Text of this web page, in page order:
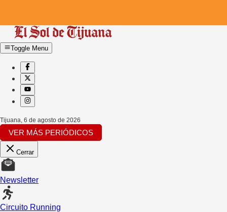
Toggle Menu
Tijuana 6 de agosto de 2026
VER MÁS PERIÓDICOS
Cerrar
Newsletter
Circuito Running